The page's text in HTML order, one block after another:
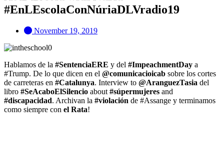
#EnLEscolaConNúriaDLVradio19
November 19, 2019
Hablamos de la #SentenciaERE y del #ImpeachmentDay a
#Trump. De lo que dicen en el @comunicacioicab sobre los cortes
de carreteras en #Catalunya. Interview to @AranguezTasia del
libro #SeAcaboElSilencio about #súpermujeres and
#discapacidad. Archivan la #violación de #Assange y terminamos
como siempre con el Rata!